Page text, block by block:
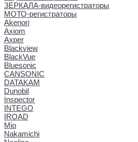
ЗЕРКАЛА-видеорегистраторы
МОТО-регистраторы
Akenori
Axiom
Axper
Blackview
BlackVue
Bluesonic
CANSONIC
DATAKAM
Dunobil
Inspector
INTEGO
IROAD
Mio
Nakamichi